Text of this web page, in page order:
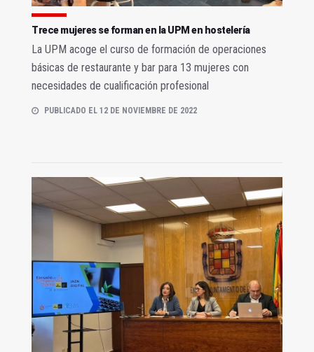
Trece mujeres se forman en la UPM en hostelería
La UPM acoge el curso de formación de operaciones
básicas de restaurante y bar para 13 mujeres con
necesidades de cualificación profesional
PUBLICADO EL 12 DE NOVIEMBRE DE 2022